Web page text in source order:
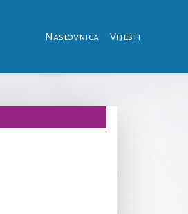
Naslovnica Vijesti